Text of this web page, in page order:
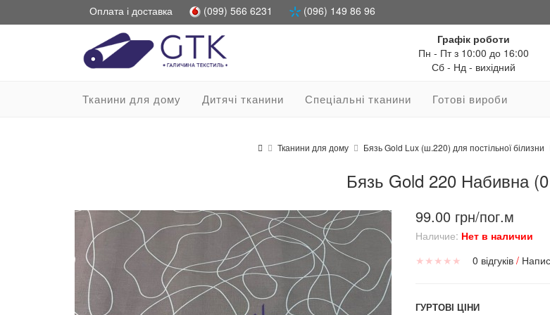
Оплата і доставка (099) 566 6231 (096) 149 86 96
Графік роботи
Пн - Пт з 10:00 до 16:00
Сб - Нд - вихідний
Тканини для дому Дитячі тканини Спеціальні тканини Готові вироби
Тканини для дому Бязь Gold Lux (ш.220) для постільної білизни
Бязь Gold 220 Набивна
99.00 грн/пог.м
Наличие: Нет в наличии
★ ★ ★ ★ ★ 0 відгуків/
ГУРТОВІ ЦІНИ